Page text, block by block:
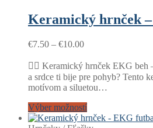
Keramický hrnček
€7.50 – €10.00Price
€7.50
through
€10.00
🏃‍♂️ Keramický hrnček EKG beh
a srdce ti bije pre pohyb? Tento
motívom a siluetou…
Výber možností